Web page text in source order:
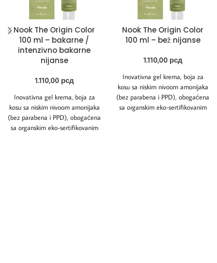
Nook The Origin Color
100 ml – bakarne /
intenzivno bakarne
nijanse
1.110,00 рсд
Inovativna gel krema, boja za
kosu sa niskim nivoom amonijaka
(bez parabena i PPD), obogaćena
sa organskim eko-sertifikovanim
Nook The Origin Color
100 ml – bež nijanse
1.110,00 рсд
Inovativna gel krema, boja za
kosu sa niskim nivoom amonijaka
(bez parabena i PPD), obogaćena
sa organskim eko-sertifikovanim